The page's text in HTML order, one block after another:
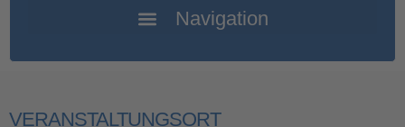
VERANSTALTUNGSORT